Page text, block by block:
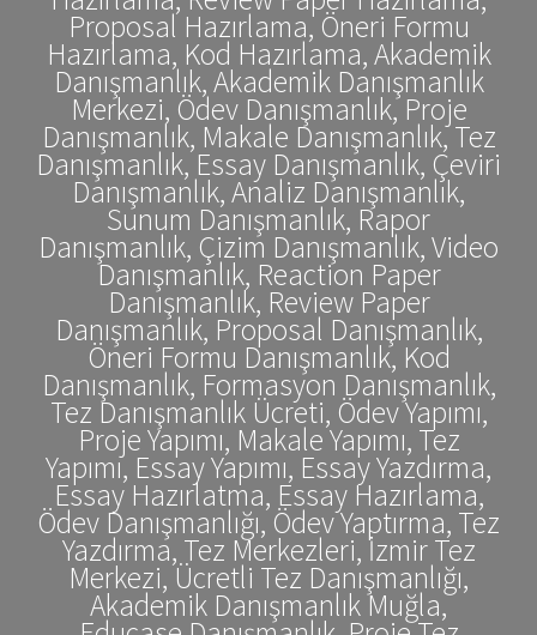
Proposal Hazırlama, Öneri Formu
Hazırlama, Kod Hazırlama, Akademik
Danışmanlık, Akademik Danışmanlık
Merkezi, Ödev Danışmanlık, Proje
Danışmanlık, Makale Danışmanlık, Tez
Danışmanlık, Essay Danışmanlık, Çeviri
Danışmanlık, Analiz Danışmanlık,
Sunum Danışmanlık, Rapor
Danışmanlık, Çizim Danışmanlık, Video
Danışmanlık, Reaction Paper
Danışmanlık, Review Paper
Danışmanlık, Proposal Danışmanlık,
Öneri Formu Danışmanlık, Kod
Danışmanlık, Formasyon Danışmanlık,
Tez Danışmanlık Ücreti, Ödev Yapımı,
Proje Yapımı, Makale Yapımı, Tez
Yapımı, Essay Yapımı, Essay Yazdırma,
Essay Hazırlatma, Essay Hazırlama,
Ödev Danışmanlığı, Ödev Yaptırma, Tez
Yazdırma, Tez Merkezleri, İzmir Tez
Merkezi, Ücretli Tez Danışmanlığı,
Akademik Danışmanlık Muğla,